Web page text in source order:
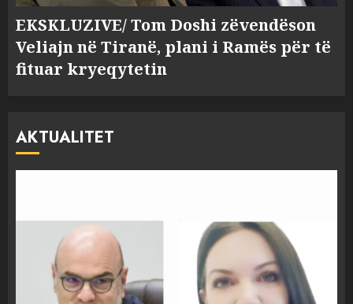
EKSKLUZIVE/ Tom Doshi zëvendëson
Veliajn në Tiranë, plani i Ramës për të
fituar kryeqytetin
AKTUALITET